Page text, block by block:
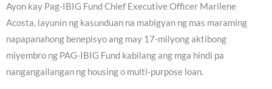
Ayon kay Pag-IBIG Fund Chief Executive Officer Marilene
Acosta, layunin ng kasunduan na mabigyan ng mas maraming
napapanahong benepisyo ang may 17-milyong aktibong
miyembro ng PAG-IBIG Fund kabilang ang mga hindi pa
nangangailangan ng housing o multi-purpose loan.